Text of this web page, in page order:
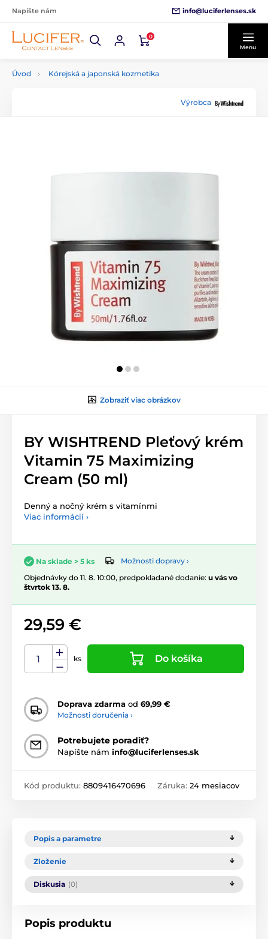
Napíšte nám info@luciferlenses.sk
0
Menu
Úvod Kórejská a japonská kozmetika
Výrobca
Zobraziť viac obrázkov
BY WISHTREND Pleťový krém
Vitamin 75 Maximizing
Cream (50 ml)
Denný a nočný krém s vitamínmi
Viac informácií ›
Na sklade > 5 ks
Možnosti dopravy ›
Objednávky do 11. 8. 10:00, predpokladané dodanie: u vás vo
štvrtok 13. 8.
29,59 €
ks Do košíka
Doprava zdarma od 69,99 €
Možnosti doručenia ›
Potrebujete poradiť?
Napíšte nám info@luciferlenses.sk
Kód produktu: 8809416470696 Záruka: 24 mesiacov
Popis a parametre
Zloženie
Diskusia (0)
Popis produktu